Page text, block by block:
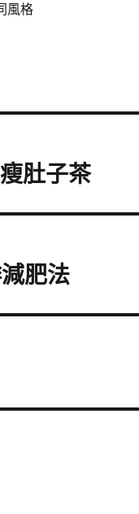
風格
肚子茶
肥法